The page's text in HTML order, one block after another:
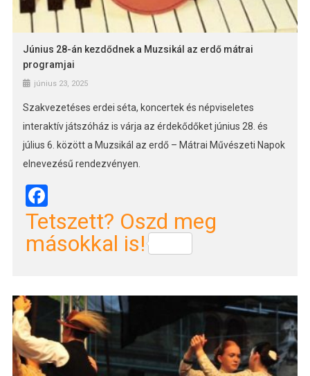
Június 28-án kezdődnek a Muzsikál az erdő mátrai
programjai
június 23, 2025
Szakvezetéses erdei séta, koncertek és népviseletes
interaktív játszóház is várja az érdekődőket június 28. és
július 6. között a Muzsikál az erdő – Mátrai Művészeti Napok
elnevezésű rendezvényen.
Facebook
Tetszett? Oszd meg
másokkal is!